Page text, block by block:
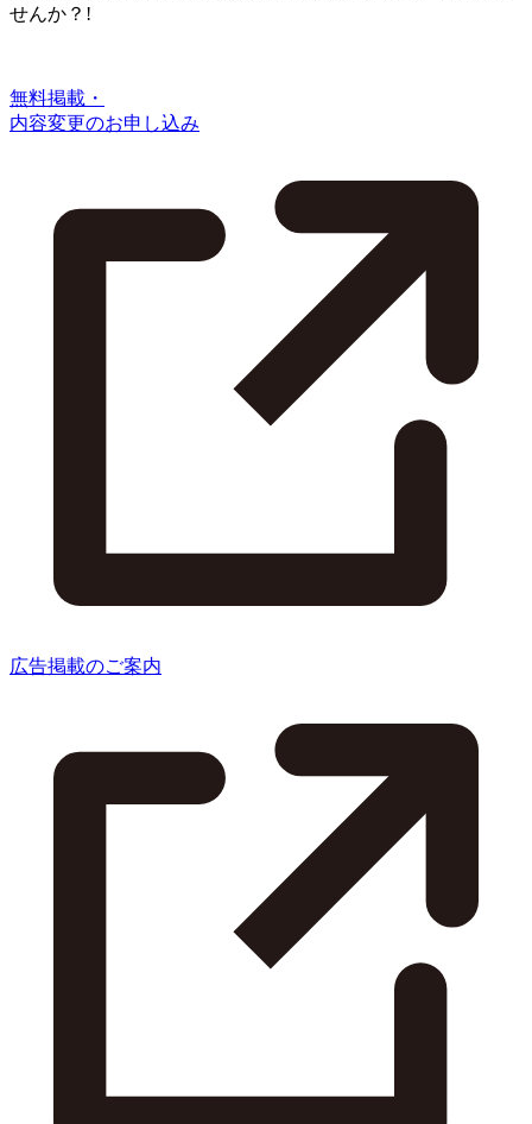
せんか？!
無料掲載・
内容変更のお申し込み
広告掲載のご案内